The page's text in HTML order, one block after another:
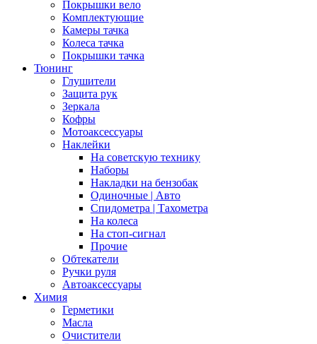
Покрышки вело
Комплектующие
Камеры тачка
Колеса тачка
Покрышки тачка
Тюнинг
Глушители
Защита рук
Зеркала
Кофры
Мотоаксессуары
Наклейки
На советскую технику
Наборы
Накладки на бензобак
Одиночные | Авто
Спидометра | Тахометра
На колеса
На стоп-сигнал
Прочие
Обтекатели
Ручки руля
Автоаксессуары
Химия
Герметики
Масла
Очистители